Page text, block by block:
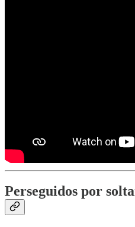
Perseguidos por